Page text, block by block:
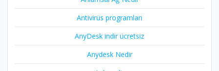
Antivirüs programları
AnyDesk indir ücretsiz
Anydesk Nedir